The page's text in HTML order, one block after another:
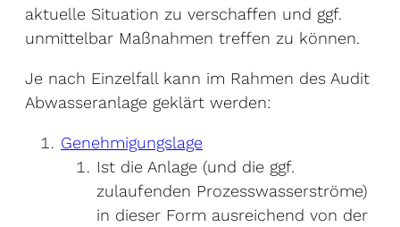
aktuelle Situation zu verschaffen und ggf.
unmittelbar Maßnahmen treffen zu können.
Je nach Einzelfall kann im Rahmen des Audit
Abwasseranlage geklärt werden:
Genehmigungslage
Ist die Anlage (und die ggf.
zulaufenden Prozesswasserströme)
in dieser Form ausreichend von der